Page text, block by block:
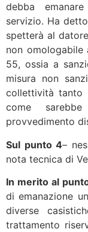
debba emanare
servizio. Ha
spetterà al
non omologabile
55, ossia a
misura non
collettività tanto
come
provvedimento
Sul punto 4–
nota tecnica di
In merito al
di emanazione
diverse
trattamento